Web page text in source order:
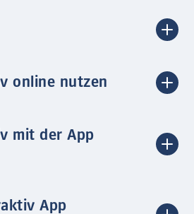
online nutzen
mit der App
App